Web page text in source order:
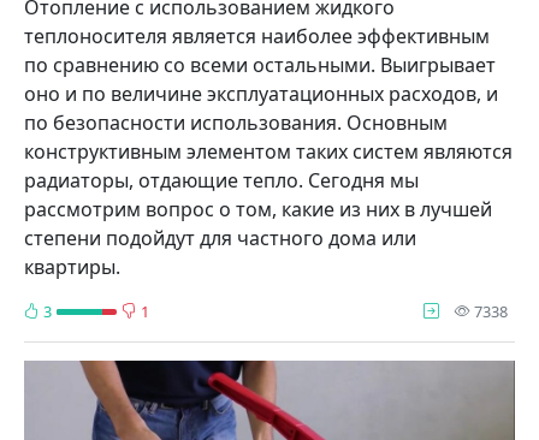
Отопление с использованием жидкого
теплоносителя является наиболее эффективным
по сравнению со всеми остальными. Выигрывает
оно и по величине эксплуатационных расходов, и
по безопасности использования. Основным
конструктивным элементом таких систем являются
радиаторы, отдающие тепло. Сегодня мы
рассмотрим вопрос о том, какие из них в лучшей
степени подойдут для частного дома или
квартиры.
3 1 7338